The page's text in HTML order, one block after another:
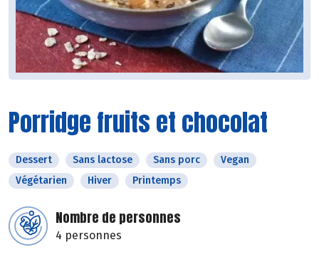
Porridge fruits et chocolat
Dessert Sans lactose Sans porc
Vegan
Végétarien
Hiver Printemps
Nombre de personnes
4 personnes